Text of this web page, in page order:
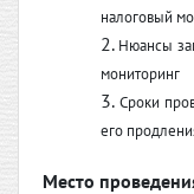
налоговый
Нюансы
мониторинг
Сроки
его
Место